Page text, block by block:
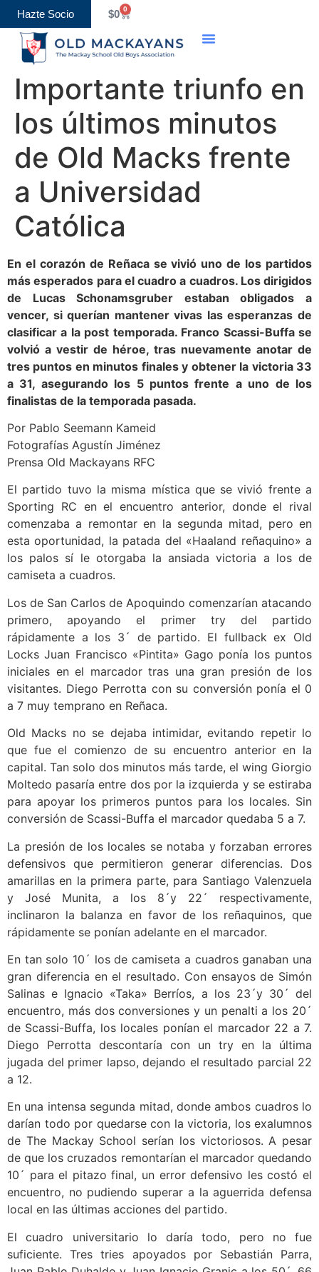
Hazte Socio $0 0
Importante triunfo en
los últimos minutos
de Old Macks frente
a Universidad
Católica
En el corazón de Reñaca se vivió uno de los partidos
más esperados para el cuadro a cuadros. Los dirigidos
de Lucas Schonamsgruber estaban obligados a
vencer, si querían mantener vivas las esperanzas de
clasificar a la post temporada. Franco Scassi-Buffa se
volvió a vestir de héroe, tras nuevamente anotar de
tres puntos en minutos finales y obtener la victoria 33
a 31, asegurando los 5 puntos frente a uno de los
finalistas de la temporada pasada.
Por Pablo Seemann Kameid
Fotografías Agustín Jiménez
Prensa Old Mackayans RFC
El partido tuvo la misma mística que se vivió frente a
Sporting RC en el encuentro anterior, donde el rival
comenzaba a remontar en la segunda mitad, pero en
esta oportunidad, la patada del «Haaland reñaquino» a
los palos sí le otorgaba la ansiada victoria a los de
camiseta a cuadros.
Los de San Carlos de Apoquindo comenzarían atacando
primero, apoyando el primer try del partido
rápidamente a los 3´ de partido. El fullback ex Old
Locks Juan Francisco «Pintita» Gago ponía los puntos
iniciales en el marcador tras una gran presión de los
visitantes. Diego Perrotta con su conversión ponía el 0
a 7 muy temprano en Reñaca.
Old Macks no se dejaba intimidar, evitando repetir lo
que fue el comienzo de su encuentro anterior en la
capital. Tan solo dos minutos más tarde, el wing Giorgio
Moltedo pasaría entre dos por la izquierda y se estiraba
para apoyar los primeros puntos para los locales. Sin
conversión de Scassi-Buffa el marcador quedaba 5 a 7.
La presión de los locales se notaba y forzaban errores
defensivos que permitieron generar diferencias. Dos
amarillas en la primera parte, para Santiago Valenzuela
y José Munita, a los 8´y 22´ respectivamente,
inclinaron la balanza en favor de los reñaquinos, que
rápidamente se ponían adelante en el marcador.
En tan solo 10´ los de camiseta a cuadros ganaban una
gran diferencia en el resultado. Con ensayos de Simón
Salinas e Ignacio «Taka» Berríos, a los 23´y 30´ del
encuentro, más dos conversiones y un penalti a los 20´
de Scassi-Buffa, los locales ponían el marcador 22 a 7.
Diego Perrotta descontaría con un try en la última
jugada del primer lapso, dejando el resultado parcial 22
a 12.
En una intensa segunda mitad, donde ambos cuadros lo
darían todo por quedarse con la victoria, los exalumnos
de The Mackay School serían los victoriosos. A pesar
de que los cruzados remontarían el marcador quedando
10´ para el pitazo final, un error defensivo les costó el
encuentro, no pudiendo superar a la aguerrida defensa
local en las últimas acciones del partido.
El cuadro universitario lo daría todo, pero no fue
suficiente. Tres tries apoyados por Sebastián Parra,